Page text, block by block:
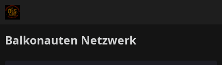
Balkonauten Netzwerk